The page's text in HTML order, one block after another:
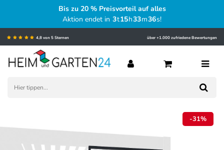
Bis zu 20 % Preisvorteil auf alles
Aktion endet in 3t15h33m35s!
4,8 von 5 Sternen über +1.000 zufriedene Bewertungen
-31%